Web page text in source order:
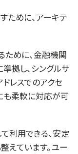
ために、アーキテ
ために、金融機関
拠し、シングルサ
ドレスでのアクセ
も柔軟に対応が可
利用できる、安定
えています。ユー